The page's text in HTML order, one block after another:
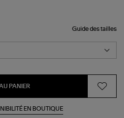
Guide des tailles
PANIER
EN BOUTIQUE